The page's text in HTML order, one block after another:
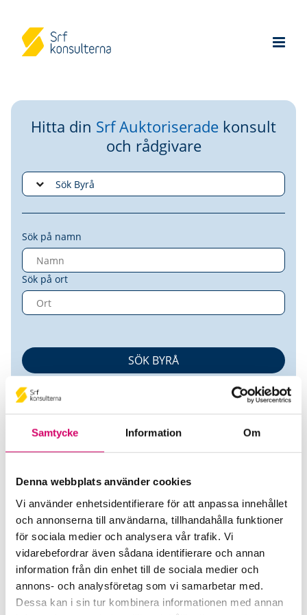
Samtycke Information Om
Denna webbplats använder cookies
Vi använder enhetsidentifierare för att anpassa innehållet
och annonserna till användarna, tillhandahålla funktioner
för sociala medier och analysera vår trafik. Vi
vidarebefordrar även sådana identifierare och annan
information från din enhet till de sociala medier och
annons- och analysföretag som vi samarbetar med.
Dessa kan i sin tur kombinera informationen med annan
Hitta din Srf Auktoriserade konsult
och rådgivare
Sök på namn
Sök på ort
Great Accounting Sweden AB
Srf Auktoriserade konsulter
Linn Molin
Auktoriserad Lönekonsult
Skicka e-post
019-277 23 33